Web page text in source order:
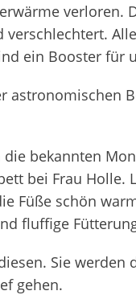
verloren.
ein Booster für
astronomischen
die bekannten
bei Frau Holle.
Füße schön
fluffige
Sie
gehen.